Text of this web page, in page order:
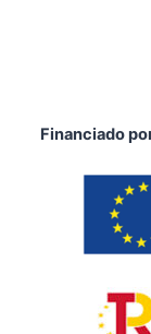
Financiado